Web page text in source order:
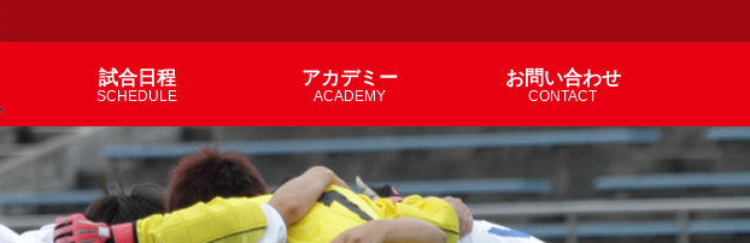
試合日程
SCHEDULE
アカデミー
ACADEMY
お問い合わせ
CONTACT